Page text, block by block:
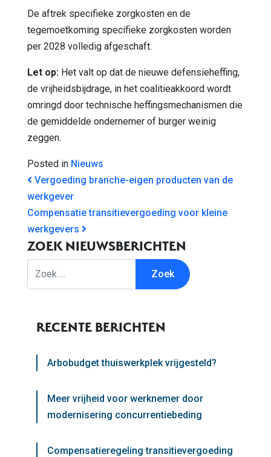
De aftrek specifieke zorgkosten en de
tegemoetkoming specifieke zorgkosten worden
per 2028 volledig afgeschaft.
Let op: Het valt op dat de nieuwe defensieheffing,
de vrijheidsbijdrage, in het coalitieakkoord wordt
omringd door technische heffingsmechanismen die
de gemiddelde ondernemer of burger weinig
zeggen.
Posted in Nieuws
BERICHT NAVIGATIE
Vergoeding branche-eigen producten van de
werkgever
Compensatie transitievergoeding voor kleine
werkgevers
ZOEK NIEUWSBERICHTEN
RECENTE BERICHTEN
Arbobudget thuiswerkplek vrijgesteld?
Meer vrijheid voor werknemer door
modernisering concurrentiebeding
Compensatieregeling transitievergoeding